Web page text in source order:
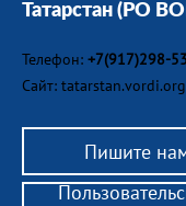
Татарстан (РО
Телефон: +7(917)298-
Сайт: tatarstan.vordi.org
Пишите